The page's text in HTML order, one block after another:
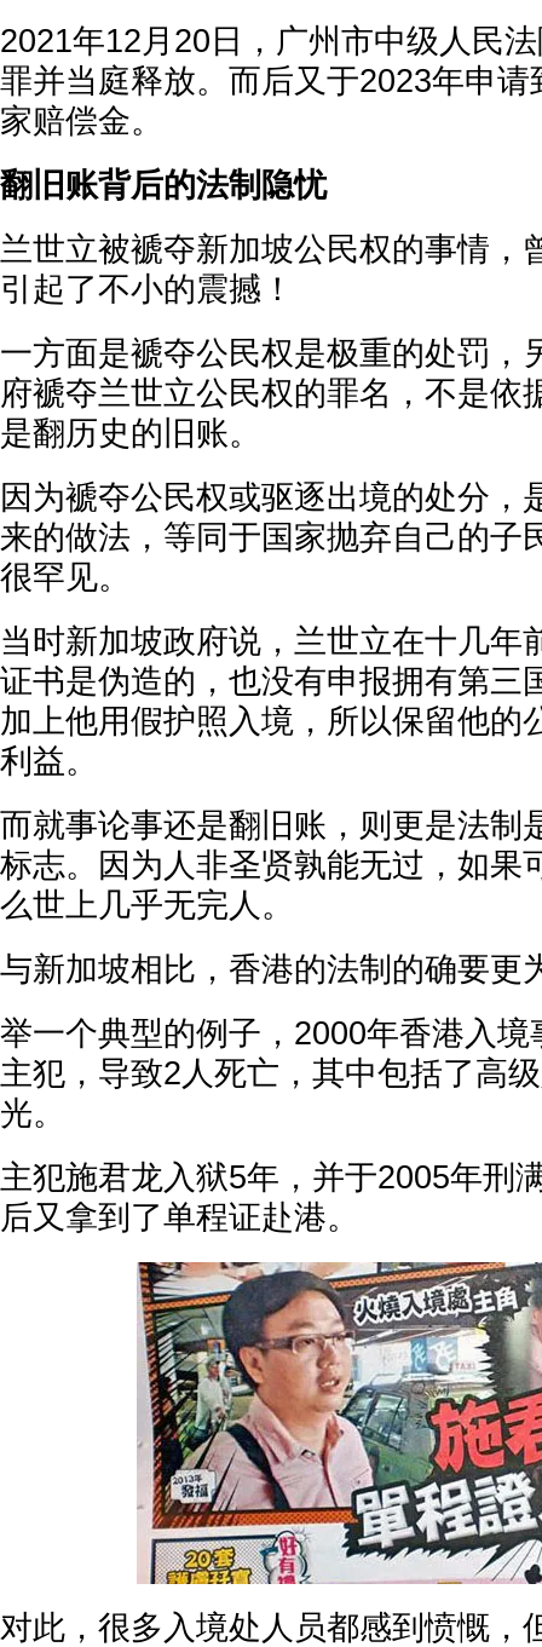
2021年12月20日，广州市中级人民
罪并当庭释放。而后又于2023年申
家赔偿金。
翻旧账背后的法制隐忧
兰世立被褫夺新加坡公民权的事情，
引起了不小的震撼！
一方面是褫夺公民权是极重的处罚，
府褫夺兰世立公民权的罪名，不是依
是翻历史的旧账。
因为褫夺公民权或驱逐出境的处分，
来的做法，等同于国家抛弃自己的子
很罕见。
当时新加坡政府说，兰世立在十几年
证书是伪造的，也没有申报拥有第三
加上他用假护照入境，所以保留他的
利益。
而就事论事还是翻旧账，则更是法制
标志。因为人非圣贤孰能无过，如果
么世上几乎无完人。
与新加坡相比，香港的法制的确要更
举一个典型的例子，2000年香港入
主犯，导致2人死亡，其中包括了高
光。
主犯施君龙入狱5年，并于2005年刑
后又拿到了单程证赴港。
对此，很多入境处人员都感到愤慨，